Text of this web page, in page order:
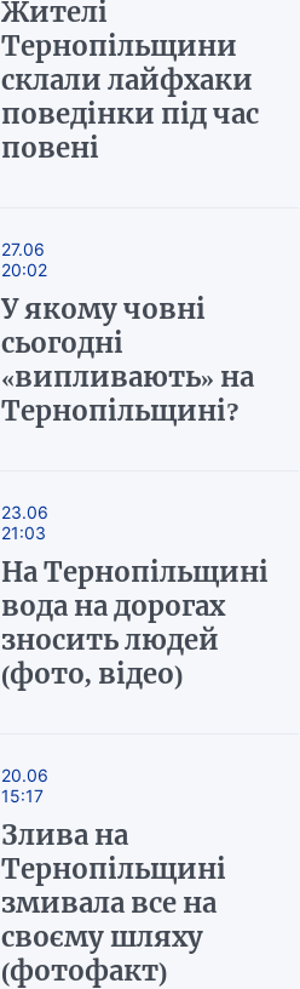
Жителі
Тернопільщини
склали лайфхаки
поведінки під час
повені
27.06
20:02
У якому човні
сьогодні
«випливають» на
Тернопільщині?
23.06
21:03
На Тернопільщині
вода на дорогах
зносить людей
(фото, відео)
20.06
15:17
Злива на
Тернопільщині
змивала все на
своєму шляху
(фотофакт)